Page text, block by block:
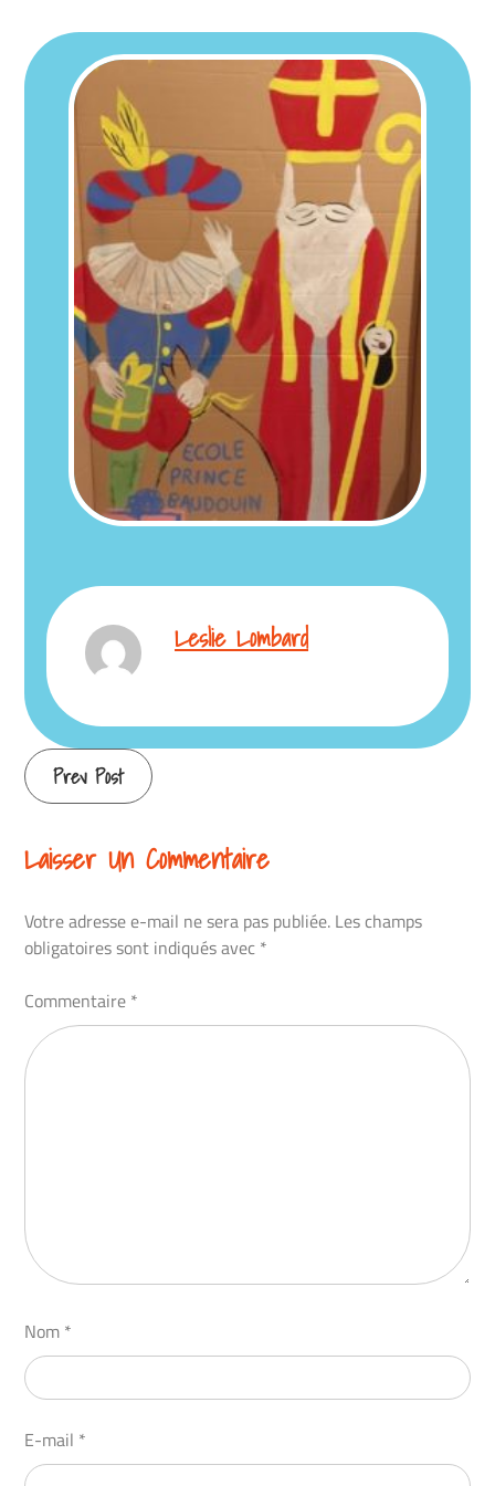
Leslie Lombard
Continue
Reading
Prev Post
Laisser Un Commentaire
Votre adresse e-mail ne sera pas publiée. Les champs
obligatoires sont indiqués avec *
Commentaire *
Nom *
E-mail *